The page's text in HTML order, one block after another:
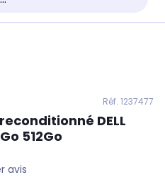
Réf. 1237477
DELL
512Go
avis